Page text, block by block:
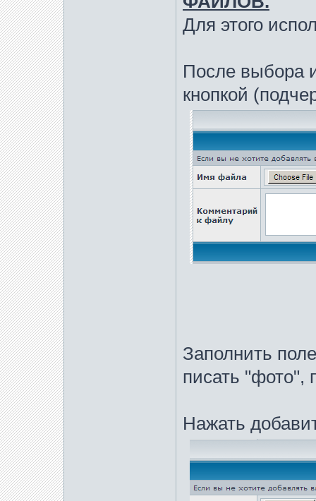
Для этого
После выбора
кнопкой
Заполнить
писать "фото",
Нажать